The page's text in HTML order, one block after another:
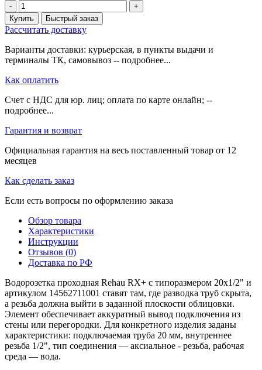
-
+
Купить
Быстрый заказ
Рассчитать доставку
Варианты доставки: курьерская, в пункты выдачи и
терминалы ТК, самовывоз -- подробнее...
Как оплатить
Счет с НДС для юр. лиц; оплата по карте онлайн; --
подробнее...
Гарантия и возврат
Официальная гарантия на весь поставленный товар от 12
месяцев
Как сделать заказ
Если есть вопросы по оформлению заказа
Обзор товара
Характеристики
Инструкции
Отзывов (0)
Доставка по РФ
Водорозетка проходная Rehau RX+ с типоразмером 20x1/2" и
артикулом 14562711001 ставят там, где разводка труб скрыта,
а резьба должна выйти в заданной плоскости облицовки.
Элемент обеспечивает аккуратный вывод подключения из
стены или перегородки. Для конкретного изделия заданы
характеристики: подключаемая труба 20 мм, внутреннее
резьба 1/2", тип соединения — аксиальное - резьба, рабочая
среда — вода.